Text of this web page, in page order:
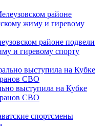
районе подвели
и гиревому спорту
выступила на Кубке
СВО